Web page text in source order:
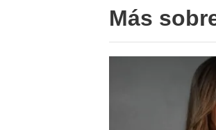
Más